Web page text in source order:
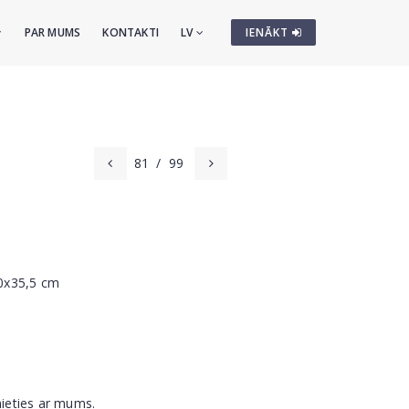
IENĀKT
PAR MUMS KONTAKTI LV
81 / 99
cm
ar mums.